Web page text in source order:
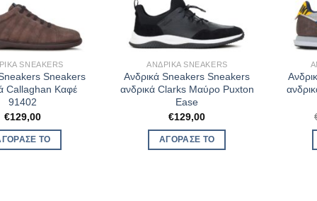
SNEAKERS
Sneakers
Callaghan Καφέ
91402
€129,00
ΤΟ
ΑΝΔΡΙΚΆ SNEAKERS
Ανδρικά Sneakers Sneakers
ανδρικά Clarks Μαύρο Puxton
Ease
€129,00
ΑΓΌΡΑΣΈ ΤΟ